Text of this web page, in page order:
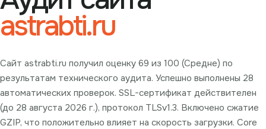
astrabti.ru
Сайт astrabti.ru получил оценку 69 из 100 (Средне) по
результатам технического аудита. Успешно выполнены 28
автоматических проверок. SSL-сертификат действителен
(до 28 августа 2026 г.), протокол TLSv1.3. Включено сжатие
GZIP, что положительно влияет на скорость загрузки. Core